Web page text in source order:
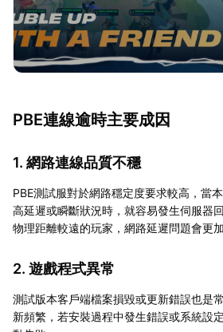
PBE連線逾時主要成因
1. 網路連線品質不穩
PBE測試服對於網路穩定度要求較高，當
高延遲或瞬斷狀況時，就容易發生伺服器
物理距離較遠的玩家，網路延遲問題會更加
2. 遊戲程式異常
測試版本客戶端檔案損毀或更新錯誤也是
新頻繁，若安裝過程中發生錯誤或系統設